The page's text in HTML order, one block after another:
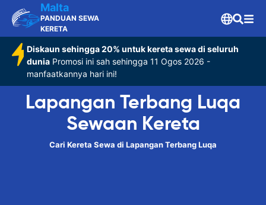
Malta
PANDUAN SEWA
KERETA
Diskaun sehingga 20% untuk kereta sewa di seluruh
dunia Promosi ini sah sehingga 11 Ogos 2026 -
manfaatkannya hari ini!
Lapangan Terbang Luqa
Sewaan Kereta
Cari Kereta Sewa di Lapangan Terbang Luqa